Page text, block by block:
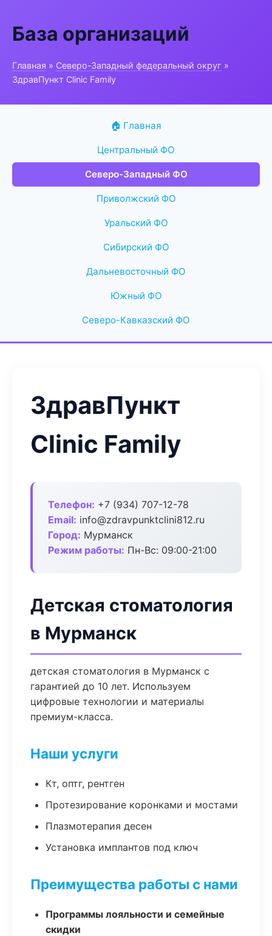
База организаций
Главная » Северо-Западный федеральный округ »
ЗдравПункт Clinic Family
🏠 Главная
Центральный ФО
Северо-Западный ФО
Приволжский ФО
Уральский ФО
Сибирский ФО
Дальневосточный ФО
Южный ФО
Северо-Кавказский ФО
ЗдравПункт
Clinic Family
Телефон: +7 (934) 707-12-78
Email: info@zdravpunktclini812.ru
Город: Мурманск
Режим работы: Пн-Вс: 09:00-21:00
Детская стоматология
в Мурманск
детская стоматология в Мурманск с
гарантией до 10 лет. Используем
цифровые технологии и материалы
премиум-класса.
Наши услуги
Кт, оптг, рентген
Протезирование коронками и мостами
Плазмотерапия десен
Установка имплантов под ключ
Преимущества работы с нами
Программы лояльности и семейные
скидки